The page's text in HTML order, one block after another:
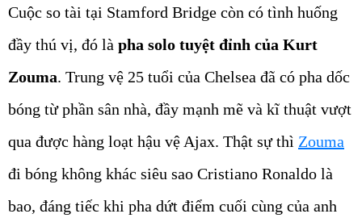
Cuộc so tài tại Stamford Bridge còn có tình huống
đầy thú vị, đó là pha solo tuyệt đỉnh của Kurt
Zouma. Trung vệ 25 tuổi của Chelsea đã có pha dốc
bóng từ phần sân nhà, đầy mạnh mẽ và kĩ thuật vượt
qua được hàng loạt hậu vệ Ajax. Thật sự thì Zouma
đi bóng không khác siêu sao Cristiano Ronaldo là
bao, đáng tiếc khi pha dứt điểm cuối cùng của anh